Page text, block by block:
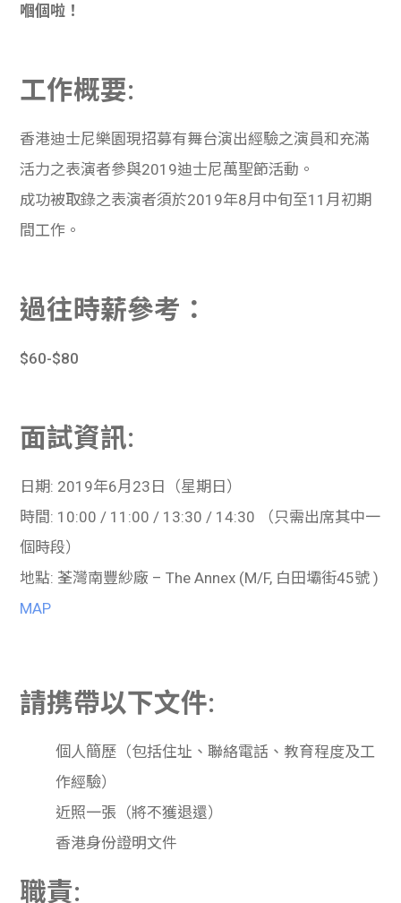
嗰個啦！
工作概要:
香港迪士尼樂園現招募有舞台演出經驗之演員和充滿
活力之表演者參與2019迪士尼萬聖節活動。
成功被取錄之表演者須於2019年8月中旬至11 月初期
間工作。
過往時薪參考：
$60-$80
面試資訊:
日期: 2019年6月 23 日（星期日）
時間: 10:00 / 11:00 / 13:30 / 14:30
（只需出席其中一
個時段）
地點: 荃灣南豐紗廠 – The Annex (M/F, 白田壩街45號 )
MAP
請携帶以下文件:
個人簡歷（包括住址、聯絡電話、教育程度及工
作經驗）
近照一張（將不獲退還）
香港身份證明文件
職責: